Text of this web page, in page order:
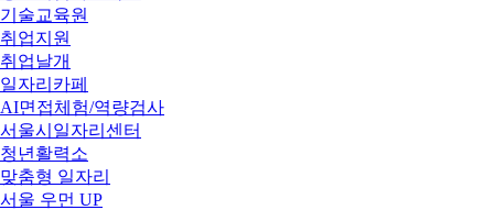
기술교육원
취업지원
취업날개
일자리카페
AI면접체험/역량검사
서울시일자리센터
청년활력소
맞춤형 일자리
서울 우먼 UP